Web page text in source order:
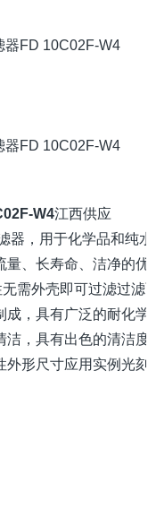
W4江西供应
器，用于化学品和纯
量、长寿命、洁净的优
需外壳即可过滤过滤
成，具有广泛的耐化学
洁，具有出色的清洁度
外形尺寸应用实例光刻